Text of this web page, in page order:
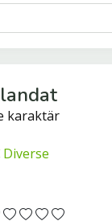
karaktär
Diverse